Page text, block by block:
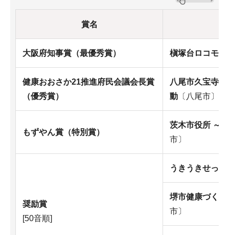
賞名
大阪府知事賞（最優秀賞） 槇塚台ロコモ
健康おおさか21推進府民会議会長賞
（優秀賞）
八尾市久宝寺
動 〔八尾市〕
もずやん賞（特別賞）
茨木市役所 ～
市〕
奨励賞
[50音順]
うきうきせっ
堺市健康づく
市〕